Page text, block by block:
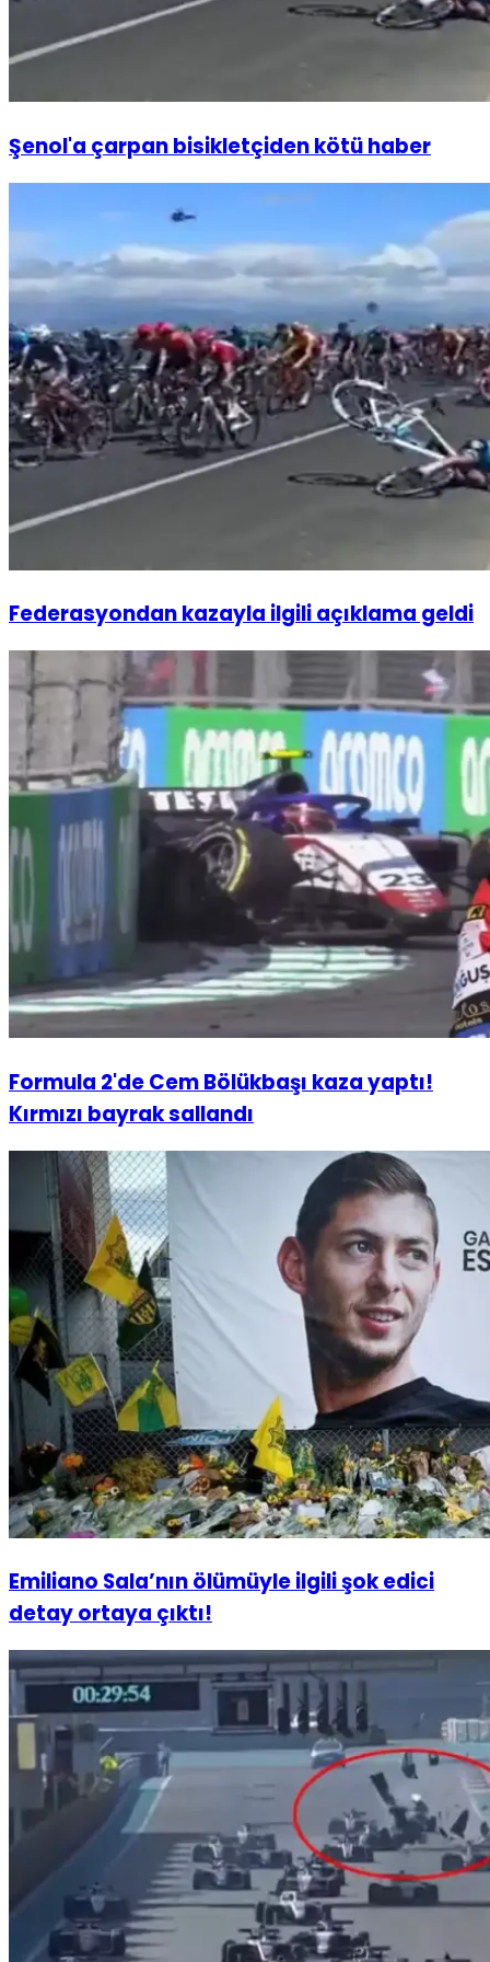
Şenol'a çarpan bisikletçiden kötü haber
Federasyondan kazayla ilgili açıklama geldi
Formula 2'de Cem Bölükbaşı kaza yaptı!
Kırmızı bayrak sallandı
Emiliano Sala’nın ölümüyle ilgili şok edici
detay ortaya çıktı!